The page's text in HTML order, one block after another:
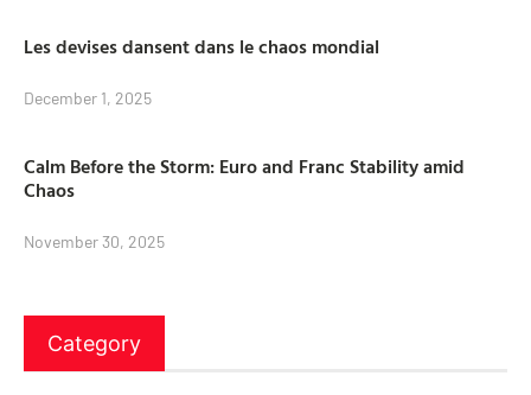
Les devises dansent dans le chaos mondial
December 1, 2025
Calm Before the Storm: Euro and Franc Stability amid
Chaos
November 30, 2025
Category